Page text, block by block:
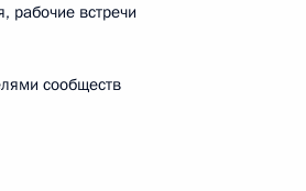
рабочие встречи
сообществ